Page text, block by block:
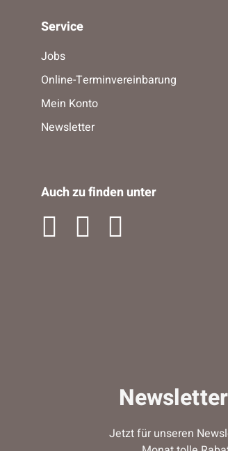
Service
Jobs
Online-Terminvereinbarung
Mein Konto
Newsletter
Auch zu finden unter
Jetzt für unseren